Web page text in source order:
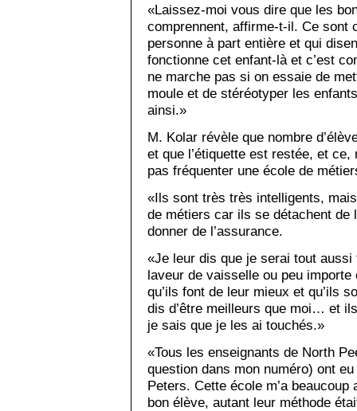
«Laissez-moi vous dire que les
comprennent, affirme-t-il. Ce sont
personne à part entière et qui
fonctionne cet enfant-là et c’est
ne marche pas si on essaie de
moule et de stéréotyper les
ainsi.»
M. Kolar révèle que nombre
et que l’étiquette est restée, et
pas fréquenter une école de
«Ils sont très très intelligents,
de métiers car ils se détachent de
donner de l’assurance.
«Je leur dis que je serai tout aussi
laveur de vaisselle ou peu
qu’ils font de leur mieux et qu’ils
dis d’être meilleurs que moi… et
je sais que je les ai touchés.»
«Tous les enseignants de North
question dans mon numéro) ont
Peters. Cette école m’a
bon élève, autant leur méthode